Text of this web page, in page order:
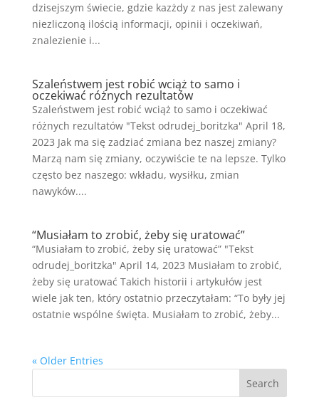
dzisejszym świecie, gdzie kazżdy z nas jest zalewany
niezliczoną ilością informacji, opinii i oczekiwań,
znalezienie i...
Szaleństwem jest robić wciąż to samo i
oczekiwać różnych rezultatów
Szaleństwem jest robić wciąż to samo i oczekiwać
różnych rezultatów "Tekst odrudej_boritzka" April 18,
2023 Jak ma się zadziać zmiana bez naszej zmiany?
Marzą nam się zmiany, oczywiście te na lepsze. Tylko
często bez naszego: wkładu, wysiłku, zmian
nawyków....
“Musiałam to zrobić, żeby się uratować”
“Musiałam to zrobić, żeby się uratować” "Tekst
odrudej_boritzka" April 14, 2023 Musiałam to zrobić,
żeby się uratować Takich historii i artykułów jest
wiele jak ten, który ostatnio przeczytałam: “To były jej
ostatnie wspólne święta. Musiałam to zrobić, żeby...
« Older Entries
Search